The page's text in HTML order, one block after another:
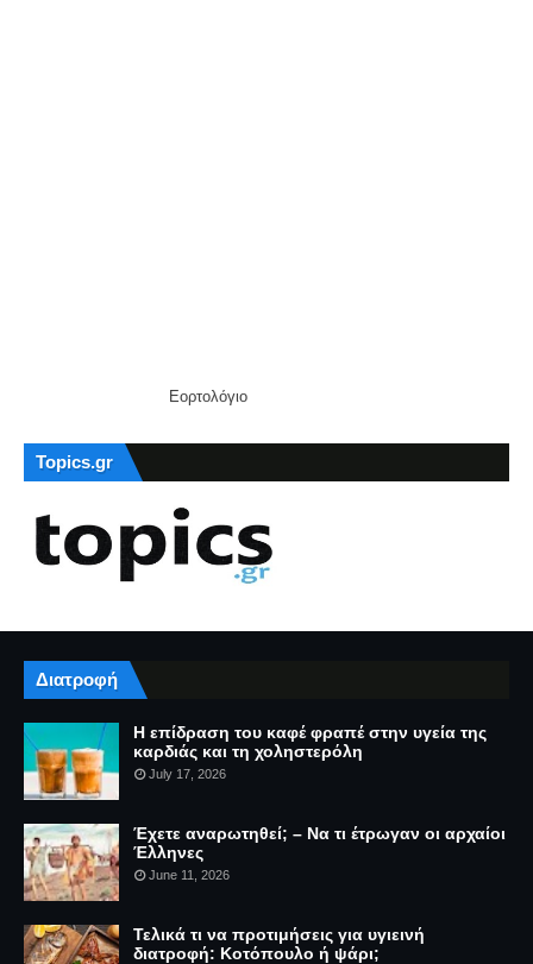
Εορτολόγιο
Topics.gr
Διατροφή
Η επίδραση του καφέ φραπέ στην υγεία της
καρδιάς και τη χοληστερόλη
July 17, 2026
Έχετε αναρωτηθεί; – Να τι έτρωγαν οι αρχαίοι
Έλληνες
June 11, 2026
Τελικά τι να προτιμήσεις για υγιεινή
διατροφή: Κοτόπουλο ή ψάρι;